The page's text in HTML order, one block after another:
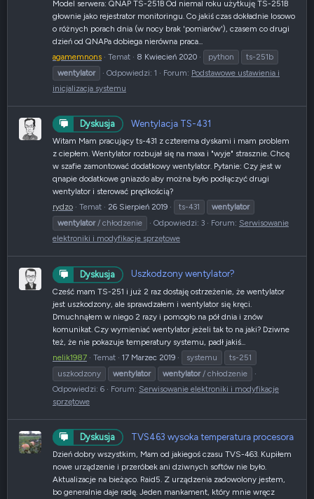
Model serwera: QNAP TS-251B Od niemal roku użytkuję TS-251B
głownie jako rejestrator monitoringu. Co jakiś czas dokładnie losowo
o różnych porach dnia (w nocy brak 'pomiarów'), czasem co drugi
dzień od QNAPa dobiega nierówna praca...
agamemnons
Temat 8 Kwiecień 2020 python
ts-251b
wentylator
Odpowiedzi: 1 Forum: Podstawowe ustawienia i
inicjalizacja systemu
Dyskusja Wentylacja TS-431
Witam Mam pracujący ts-431 z czterema dyskami i mam problem
z ciepłem. Wentylator rozbujał się na maxa i "wyje" strasznie. Chcę
w szafie zamontować dodatkowy wentylator. Pytanie: Czy jest w
qnapie dodatkowe gniazdo aby można było podłączyć drugi
wentylator i sterować prędkością?
rydzo
Temat 26 Sierpień 2019 ts-431
wentylator
wentylator/ chłodzenie Odpowiedzi: 3 Forum: Serwisowanie
elektroniki i modyfikacje sprzętowe
Dyskusja Uszkodzony wentylator?
Cześć mam TS-251 i już 2 raz dostaję ostrzeżenie, że wentylator
jest uszkodzony, ale sprawdzałem i wentylator się kręci.
Dmuchnąłem w niego 2 razy i pomogło na pół dnia i znów
komunikat. Czy wymieniać wentylator jeżeli tak to na jaki? Dziwne
też, że nie pokazuje temperatury systemu, padł jakiś...
nelik1987
Temat 17 Marzec 2019 systemu
ts-251
uszkodzony
wentylator wentylator/ chłodzenie
Odpowiedzi: 6
Forum: Serwisowanie elektroniki i modyfikacje
sprzętowe
Dyskusja TVS463 wysoka temperatura procesora
Dzień dobry wszystkim, Mam od jakiegoś czasu TVS-463. Kupiłem
nowe urządzenie i przeróbek ani dziwnych softów nie było.
Aktualizacje na bieżąco. Raid5. Z urządzenia zadowolony jestem,
bo generalnie daje radę. Jeden mankament, który mnie wręcz